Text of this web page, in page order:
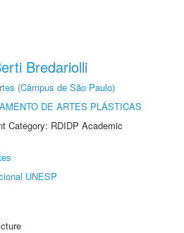
Bredariolli
(Câmpus de São Paulo)
DE ARTES PLÁSTICAS
Category: RDIDP Academic
UNESP